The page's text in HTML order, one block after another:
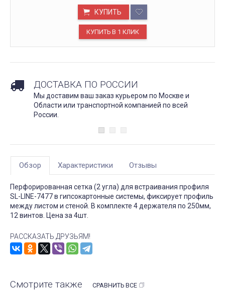
КУПИТЬ
ДОСТАВКА ПО РОССИИ
Мы доставим ваш заказ курьером по Москве и
Области или транспортной компанией по всей
России.
Обзор Характеристики Отзывы
Перфорированная сетка (2 угла) для встраивания профиля
SL-LINE-7477 в гипсокартонные системы, фиксирует профиль
между листом и стеной. В комплекте 4 держателя по 250мм,
12 винтов. Цена за 4шт.
РАССКАЗАТЬ ДРУЗЬЯМ!
Смотрите также СРАВНИТЬ ВСЕ